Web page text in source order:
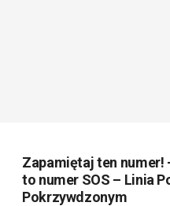
Zapamiętaj ten numer!
to numer SOS – Linia
Pokrzywdzonym